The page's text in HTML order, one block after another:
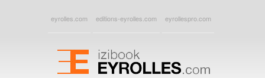
eyrolles.com editions-eyrolles.com eyrollespro.com